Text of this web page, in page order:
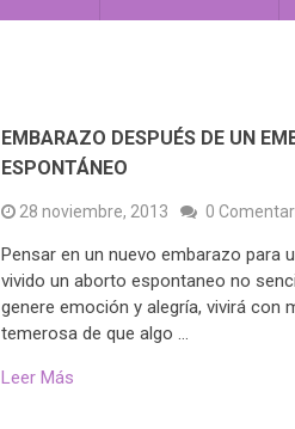
EMBARAZO DESPUÉS DE UN
ESPONTÁNEO
28 noviembre, 2013 0
Pensar en un nuevo embarazo para
vivido un aborto espontaneo no
genere emoción y alegría, vivirá con
temerosa de que algo …
Leer Más